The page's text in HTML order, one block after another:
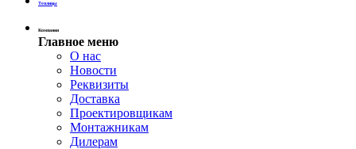
Теплицы
Компания
Главное меню
О нас
Новости
Реквизиты
Доставка
Проектировщикам
Монтажникам
Дилерам